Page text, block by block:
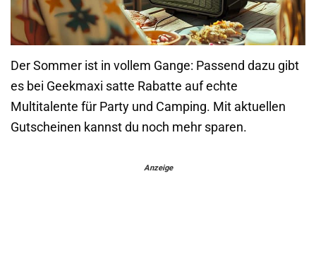
Der Sommer ist in vollem Gange: Passend dazu gibt
es bei Geekmaxi satte Rabatte auf echte
Multitalente für Party und Camping. Mit aktuellen
Gutscheinen kannst du noch mehr sparen.
Anzeige